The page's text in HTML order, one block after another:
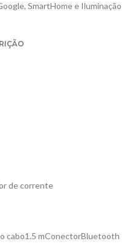
, SmartHome e Iluminação
de corrente
cabo1.5 mConectorBluetooth